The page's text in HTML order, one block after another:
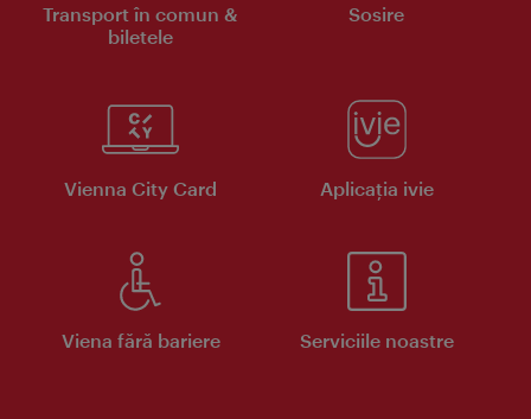
Transport în comun &
biletele
Sosire
Vienna City Card Aplicaţia ivie
Viena fără bariere Serviciile noastre